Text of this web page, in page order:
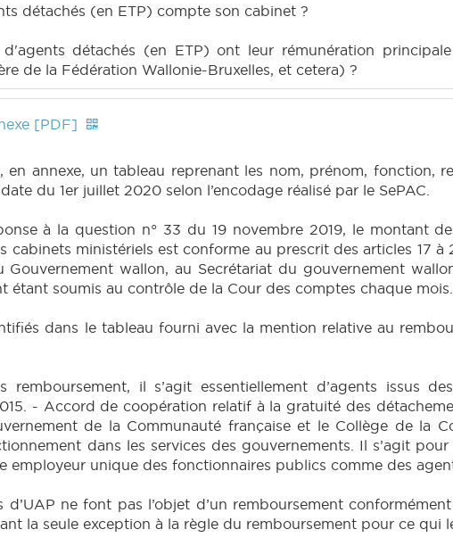
détachés (en ETP) compte son cabinet ?
d'agents détachés (en ETP) ont leur rémunération
de la Fédération Wallonie-Bruxelles, et cetera) ?
[PDF]
en annexe, un tableau reprenant les nom, prénom, fonction,
du 1er juillet 2020 selon l’encodage réalisé par le SePAC.
à la question n° 33 du 19 novembre 2019, le montant
cabinets ministériels est conforme au prescrit des articles 17 à
wallon, au Secrétariat du gouvernement
étant soumis au contrôle de la Cour des comptes chaque mois.
dans le tableau fourni avec la mention relative au
remboursement, il s’agit essentiellement d’agents issus
- Accord de coopération relatif à la gratuité des
de la Communauté française et le Collège de la
dans les services des gouvernements. Il s’agit
employeur unique des fonctionnaires publics comme des
ne font pas l’objet d’un remboursement
la seule exception à la règle du remboursement pour ce qui